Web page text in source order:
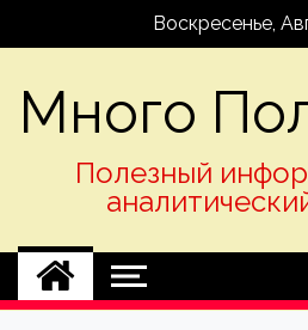
Воскресенье,
Много
Полезный